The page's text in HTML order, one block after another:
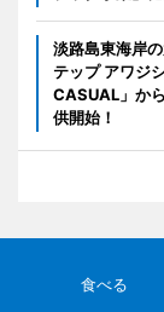
淡路島東海岸
テップ アワジ
CASUAL」か
供開始！
食べる